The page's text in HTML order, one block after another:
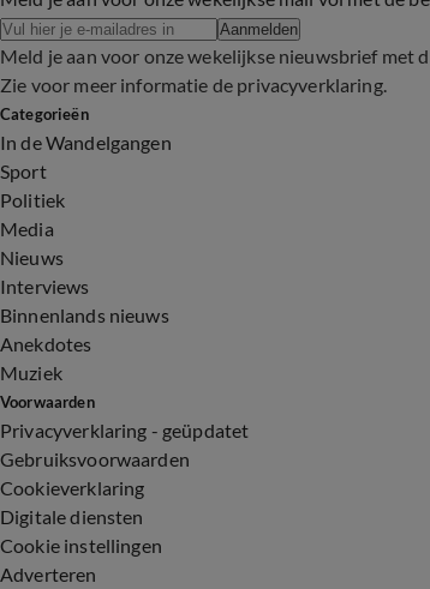
Aanmelden
Meld je aan voor onze wekelijkse nieuwsbrief met
Zie voor meer informatie de privacyverklaring.
Categorieën
In de Wandelgangen
Sport
Politiek
Media
Nieuws
Interviews
Binnenlands nieuws
Anekdotes
Muziek
Voorwaarden
Privacyverklaring - geüpdatet
Gebruiksvoorwaarden
Cookieverklaring
Digitale diensten
Cookie instellingen
Adverteren